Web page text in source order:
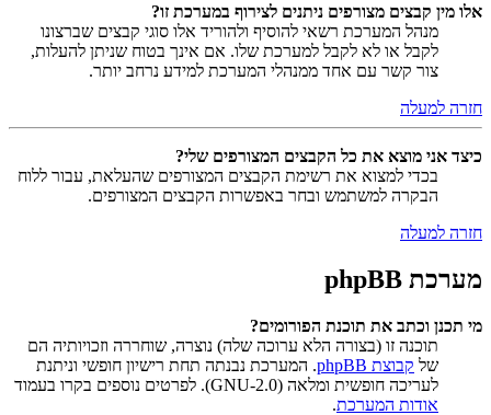
אלו מין קבצים מצורפים ניתנים לצירוף במערכת זו?
מנהל המערכת רשאי להוסיף ולהוריד אלו סוגי קבצים שברצונו
לקבל או לא לקבל למערכת שלו. אם אינך בטוח שניתן להעלות,
צור קשר עם אחד ממנהלי המערכת למידע נרחב יותר.
חזרה למעלה
כיצד אני מוצא את כל הקבצים המצורפים שלי?
בכדי למצוא את רשימת הקבצים המצורפים שהעלאת, עבור ללוח
הבקרה למשתמש ובחר באפשרות הקבצים המצורפים.
חזרה למעלה
מערכת phpBB
מי תכנן וכתב את תוכנת הפורומים?
תוכנה זו (בצורה הלא ערוכה שלה) נוצרה, שוחררה וזכויותיה הם
של קבוצת phpBB
. המערכת נבנתה תחת רישיון חופשי וניתנת
לעריכה חופשית ומלאה (GNU-2.0). לפרטים נוספים בקרו בעמוד
אודות המערכת.